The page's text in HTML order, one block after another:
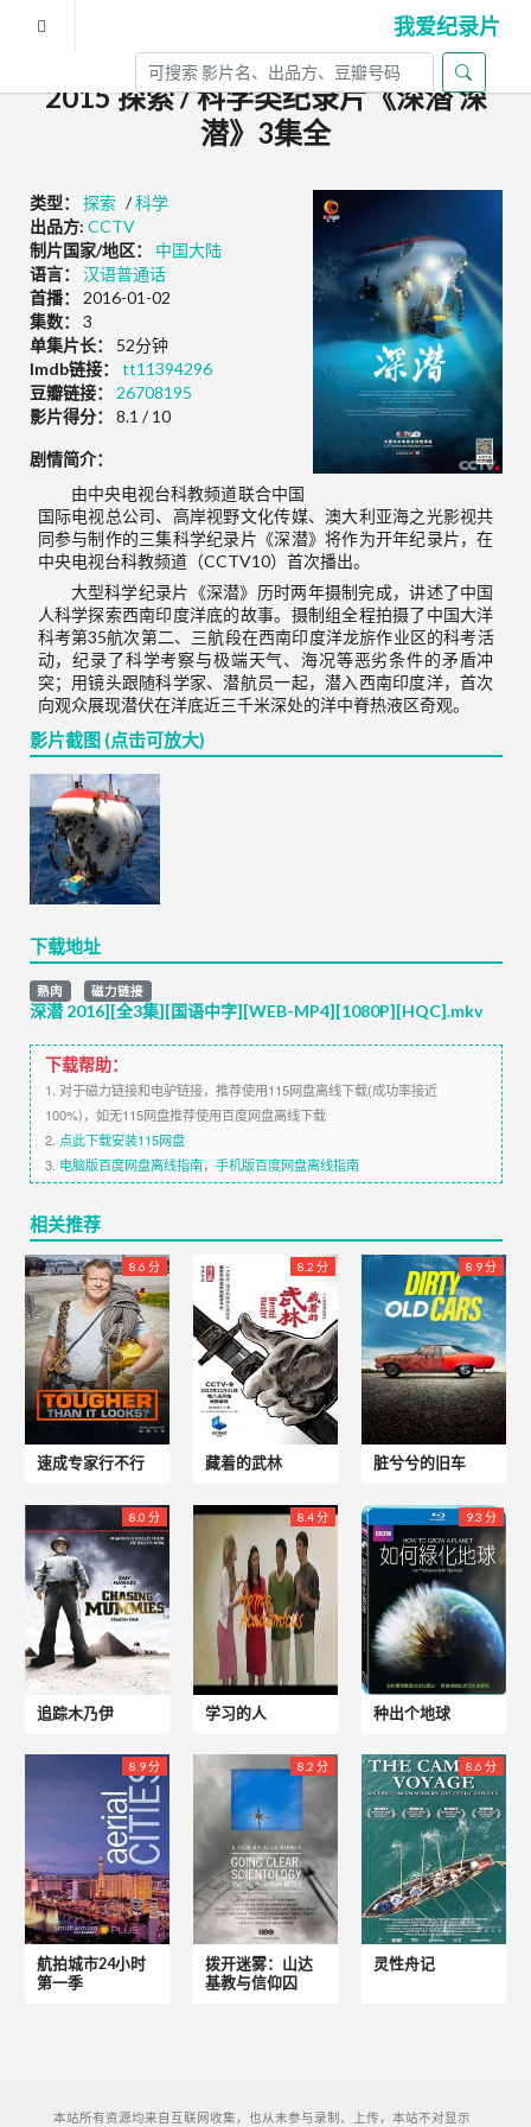
我爱纪录片
2015 探索 / 科学类纪录片《深潜 深
潜》3集全
类型： 探索 /科学
出品方: CCTV
制片国家/地区：
中国大陆
语言：
汉语普通话
首播：
2016-01-02
集数：
3
单集片长：
52分钟
Imdb链接：
tt11394296
豆瓣链接：
26708195
影片得分：
8.1 / 10
剧情简介：
由中央电视台科教频道联合中国
国际电视总公司、高岸视野文化传媒、澳大利亚海之光影视共
同参与制作的三集科学纪录片《深潜》将作为开年纪录片，在
中央电视台科教频道（CCTV10）首次播出。
大型科学纪录片《深潜》历时两年摄制完成，讲述了中国
人科学探索西南印度洋底的故事。摄制组全程拍摄了中国大洋
科考第35航次第二、三航段在西南印度洋龙旂作业区的科考活
动，纪录了科学考察与极端天气、海况等恶劣条件的矛盾冲
突；用镜头跟随科学家、潜航员一起，潜入西南印度洋，首次
向观众展现潜伏在洋底近三千米深处的洋中脊热液区奇观。
影片截图 (点击可放大)
下载地址
熟肉 磁力链接
深潜 2016][全3集][国语中字][WEB-MP4][1080P][HQC].mkv
下载帮助：
1. 对于磁力链接和电驴链接，推荐使用115网盘离线下载(成功率接近
100%)，如无115网盘推荐使用百度网盘离线下载
2. 点此下载安装115网盘
3. 电脑版百度网盘离线指南， 手机版百度网盘离线指南
相关推荐
8.6 分
速成专家行不行
8.2 分
藏着的武林
8.9 分
脏兮兮的旧车
8.0 分
追踪木乃伊
8.4 分
学习的人
9.3 分
种出个地球
8.9 分
航拍城市24小时
第一季
8.2 分
拨开迷雾：山达
基教与信仰囚
8.6 分
灵性舟记
本站所有资源均来自互联网收集，也从未参与录制、上传，本站不对显示